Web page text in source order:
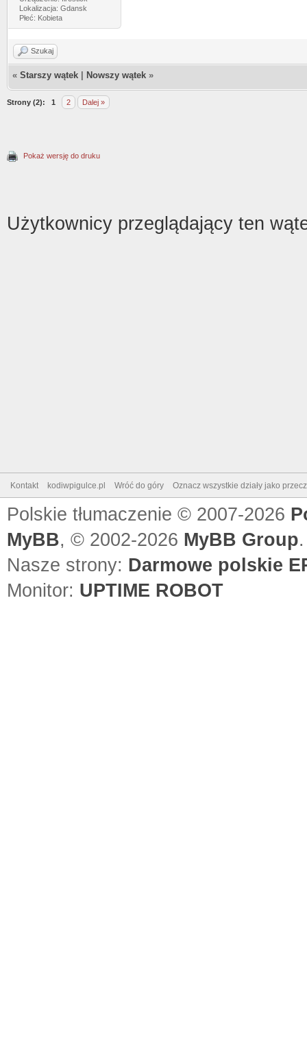
Lokalizacja: Gdansk
Płeć: Kobieta
Szukaj
« Starszy wątek Nowszy wątek »
Strony (2): 1 2 Dalej »
Pokaż wersję do druku
Użytkownicy przeglądający ten
Kontakt kodiwpigulce.pl Wróć do góry Oznacz wszystkie działy jako
Polskie tłumaczenie © 2007-2026
MyBB, © 2002-2026 MyBB Group.
Nasze strony: Darmowe polskie
Monitor: UPTIME ROBOT